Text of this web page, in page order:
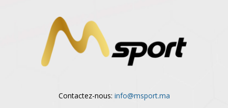
Contactez-nous: info@msport.ma